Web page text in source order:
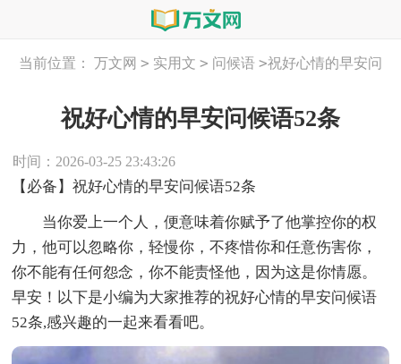
当前位置： 万文网 > 实用文 > 问候语 >祝好心情的早安问
祝好心情的早安问候语52条
时间：2026-03-25 23:43:26
【必备】祝好心情的早安问候语52条
当你爱上一个人，便意味着你赋予了他掌控你的权
力，他可以忽略你，轻慢你，不疼惜你和任意伤害你，
你不能有任何怨念，你不能责怪他，因为这是你情愿。
早安！以下是小编为大家推荐的祝好心情的早安问候语
52条,感兴趣的一起来看看吧。